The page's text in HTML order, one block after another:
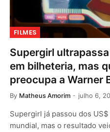
FILMES
Supergirl
em bilheteria, mas
preocupa a Warner
By Matheus Amorim julho 6,
Supergirl já passou dos
mundial, mas o resultado